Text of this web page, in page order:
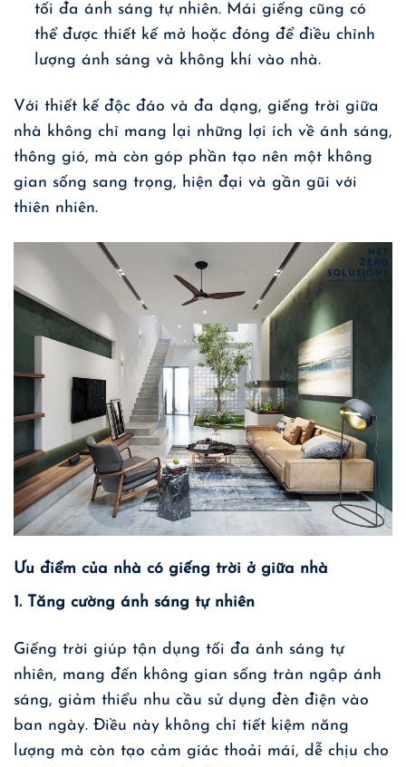
tối đa ánh sáng tự nhiên. Mái giếng cũng có
thể được thiết kế mở hoặc đóng để điều chỉnh
lượng ánh sáng và không khí vào nhà.
Với thiết kế độc đáo và đa dạng, giếng trời giữa
nhà không chỉ mang lại những lợi ích về ánh sáng,
thông gió, mà còn góp phần tạo nên một không
gian sống sang trọng, hiện đại và gần gũi với
thiên nhiên.
Ưu điểm của nhà có giếng trời ở giữa nhà
1. Tăng cường ánh sáng tự nhiên
Giếng trời giúp tận dụng tối đa ánh sáng tự
nhiên, mang đến không gian sống tràn ngập ánh
sáng, giảm thiểu nhu cầu sử dụng đèn điện vào
ban ngày. Điều này không chỉ tiết kiệm năng
lượng mà còn tạo cảm giác thoải mái, dễ chịu cho